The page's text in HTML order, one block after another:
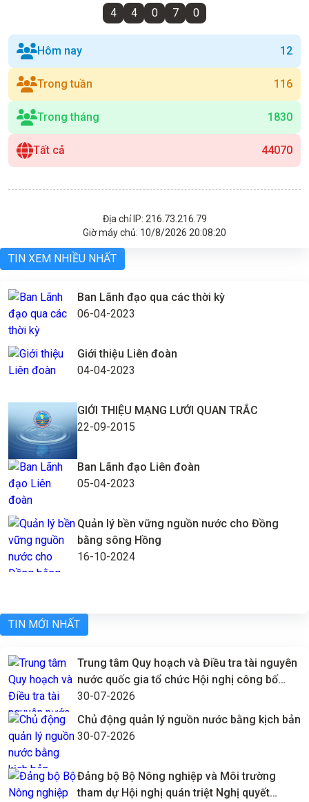
TIN MỚI NHẤT
Trung tâm Quy hoạch và Điều tra tài nguyên
nước quốc gia tổ chức Hội nghị công bố
quyết định về công tác cán bộ
30-07-2026
Chủ động quản lý nguồn nước bằng kịch bản
30-07-2026
Đảng bộ Bộ Nông nghiệp và Môi trường
tham dự Hội nghị quán triệt Nghị quyết
TIN XEM NHIỀU NHẤT
Ban Lãnh đạo qua các thời kỳ
06-04-2023
Giới thiệu Liên đoàn
04-04-2023
GIỚI THIỆU MẠNG LƯỚI QUAN TRẮC
22-09-2015
Ban Lãnh đạo Liên đoàn
05-04-2023
Quản lý bền vững nguồn nước cho Đồng
bằng sông Hồng
16-10-2024
4 4 0 7 0
Hôm nay 12
Trong tuần 116
Trong tháng 1830
Tất cả 44070
Địa chỉ IP: 216.73.216.79
Giờ máy chủ: 10/8/2026 20:08:20